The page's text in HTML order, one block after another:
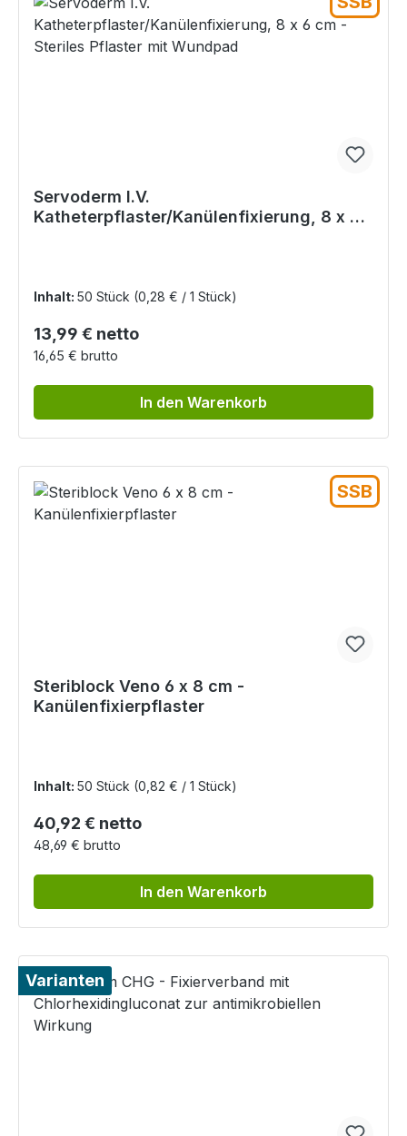
Servoderm I.V.
Katheterpflaster/Kanülenfixierung, 8 x 6
Inhalt: 50 Stück (0,28 € / 1 Stück)
Regulärer Preis:
13,99 € netto
16,65 € brutto
In den Warenkorb
SSB
Steriblock Veno 6 x 8 cm -
Kanülenfixierpflaster
Inhalt: 50 Stück (0,82 € / 1 Stück)
Regulärer Preis:
40,92 € netto
48,69 € brutto
In den Warenkorb
Varianten